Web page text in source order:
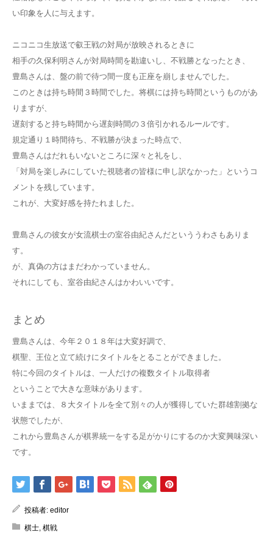
い印象を人に与えます。
ニコニコ生放送で叡王戦の対局が放映されるときに
相手の久保利明さんが対局時間を勘違いし、不戦勝となったとき、
豊島さんは、盤の前で待つ間一度も正座を崩しませんでした。
このときは持ち時間３時間でした。将棋には持ち時間というものがあ
りますが、
遅刻すると持ち時間から遅刻時間の３倍引かれるルールです。
規定通り１時間待ち、不戦勝が決まった時点で、
豊島さんはだれもいないところに深々と礼をし、
「対局を楽しみにしていた視聴者の皆様に申し訳なかった」というコ
メントを残しています。
これが、大変好感を持たれました。
豊島さんの彼女が女流棋士の室谷由紀さんだといううわさもありま
す。
が、真偽の方はまだわかっていません。
それにしても、室谷由紀さんはかわいいです。
まとめ
豊島さんは、今年２０１８年は大変好調で、
棋聖、王位と立て続けにタイトルをとることができました。
特に今回のタイトルは、一人だけの複数タイトル取得者
ということで大きな意味があります。
いままでは、８大タイトルを全て別々の人が獲得していた群雄割拠な
状態でしたが、
これから豊島さんが棋界統一をする足がかりにするのか大変興味深い
です。
投稿者: editor
棋士, 棋戦